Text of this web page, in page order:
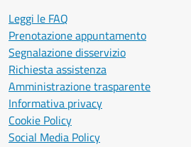
Leggi le FAQ
Prenotazione appuntamento
Segnalazione disservizio
Richiesta assistenza
Amministrazione trasparente
Informativa privacy
Cookie Policy
Social Media Policy